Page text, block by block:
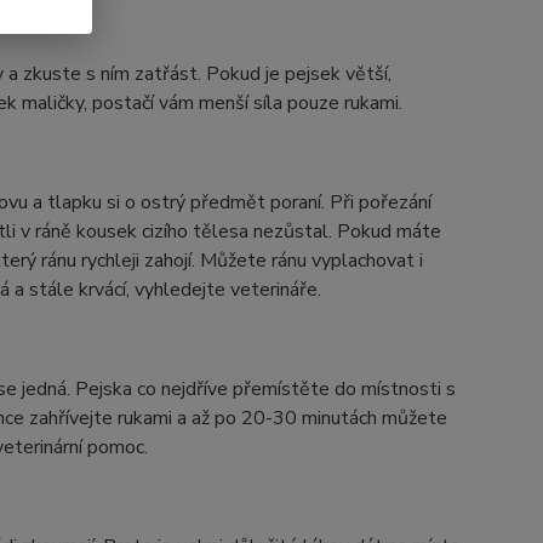
zkuste s ním zatřást. Pokud je pejsek větší,
maličky, postačí vám menší síla pouze rukami.
a tlapku si o ostrý předmět poraní. Při pořezání
v ráně kousek cizího tělesa nezůstal. Pokud máte
ránu rychleji zahojí. Můžete ránu vyplachovat i
a stále krvácí, vyhledejte veterináře.
jedná. Pejska co nejdříve přemístěte do místnosti s
zahřívejte rukami a až po 20-30 minutách můžete
pomoc.